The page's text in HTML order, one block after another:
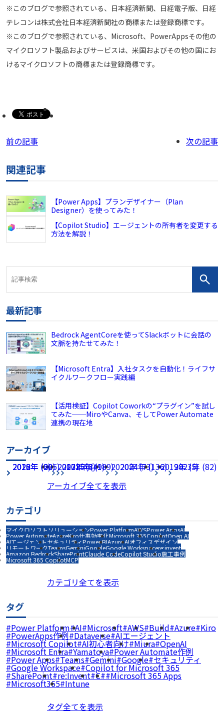
※このブログで参照されている、日本経済新聞、日経電子版、日経
テレコンは株式会社日本経済新聞社の商標または登録商標です。
※このブログで参照されている、Microsoft、PowerAppsその他の
マイクロソフト製品およびサービスは、米国およびその他の国にお
けるマイクロソフトの商標または登録商標です。
前の記事 次の記事
関連記事
【Power Apps】プランデザイナー（Plan
Designer）を使ってみた！
【Copilot Studio】エージェントの所有者を変更する
方法を解説！
最新記事
Bedrock AgentCoreを使ってSlackボットに会話の
文脈を持たせてみた！
【Microsoft Entra】入社タスクを自動化！ライフサ
イクルワークフロー実践編
【活用検証】Copilot Coworkの“プラグイン”を試し
てみた──MiroやCanva、そしてPower Automate
連携の現在地
アーカイブ
2026年 (225) 2025年 (189) 2024年 (136) 2023年 (82)
2022年 (60) 2021年 (49) 2020年 (73) 2019年 (5)
2018年 (2) 2017年 (8)
アーカイブ全てを表示
カテゴリ
マイクロソフトソリューションPower PlatformAWSPower AppsAI
Power AutomateAzureKiro仕事効率化Microsoft 365CopilotOpen AI
AIエージェントセキュリティPower BIAzure AIオフィスデザイン
リモートワークTeamsGeminiGoogleGoogle Workspacere:invent
Amazon BedrockSharePointClaude CodeCopilot Studio施工事例
Microsoft 365 CopilotMCP
カテゴリ全てを表示
タグ
Power Platform AI Microsoft AWS Build Azure Kiro
PowerApps作例 Dataverse AIエージェント
Microsoft Copilot AI初心者向け Miura OpenAI
Microsoft Entra Yamatoya Power Automate作例
Power Apps Teams Gemini Google セキュリティ
Google Workspace Copilot for Microsoft 365
SharePoint re:Invent C# Microsoft 365 Apps
Microsoft365 Intune
タグ全てを表示